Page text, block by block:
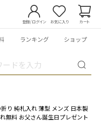
登録/ログイン お気に入り カート
ランキング ショップ
り 純札入れ 薄型 メンズ 日本製
無料 お父さん誕生日プレゼント